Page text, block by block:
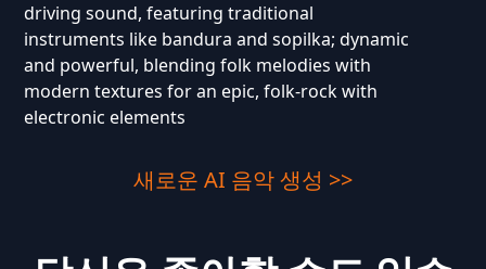
driving sound, featuring traditional
instruments like bandura and sopilka; dynamic
and powerful, blending folk melodies with
modern textures for an epic, folk-rock with
electronic elements
새로운 AI 음악 생성 >>